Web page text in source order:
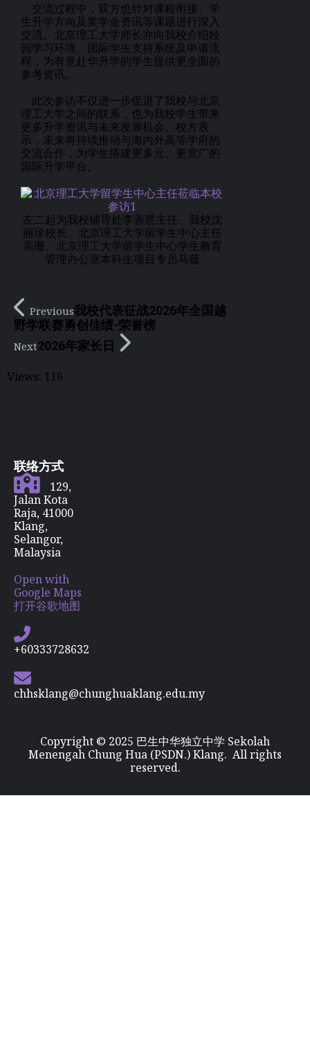
交流过程中，双方也针对课程衔接、学
生升学方向及奖学金资讯等课题进行深入
交流。北京理工大学师长亦向我校介绍校
园学习环境、国际学生支持系统及申请流
程，为有意赴华升学的学生提供更全面的
参考资讯。
此次参访不仅进一步促进了我校与北京
理工大学之间的联系，也为我校学生带来
更多升学资讯与未来发展机会。校方表
示，未来将持续推动与海内外高等学府的
交流合作，为学生搭建更多元、更宽广的
国际升学平台。
左二起为我校辅导处李善慧主任、我校沈
丽珍校长、北京理工大学留学生中心主任
高珊、北京理工大学留学生中心学生教育
管理办公室本科生项目专员马薇
Previous我校代表征战2026年全国越
野学联赛勇创佳绩-荣誉榜
Next2026年家长日
Views: 116
联络方式
129,
Jalan Kota
Raja, 41000
Klang,
Selangor,
Malaysia
Open with
Google Maps
打开谷歌地图
+60333728632
chhsklang@chunghuaklang.edu.my
Copyright © 2025 巴生中华独立中学 Sekolah
Menengah Chung Hua (PSDN.) Klang. All rights
reserved.